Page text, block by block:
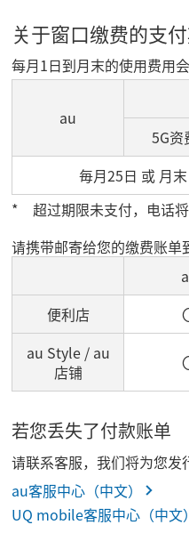
关于窗口缴费的支
每月1日到月末的使用费用
au
5G资
毎月25日 或 月末
超过期限未支付，电话将
请携带邮寄给您的缴费账单
便利店
au Style / au
店铺
若您丢失了付款账单
请联系客服，我们将为您发
au客服中心（中文）
UQ mobile客服中心（中文）